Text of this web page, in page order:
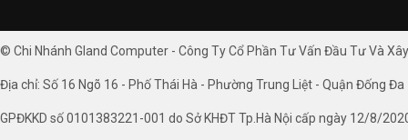
© Chi Nhánh Gland Computer - Công Ty Cổ Phần Tư Vấn Đầu Tư Và
Địa chỉ: Số 16 Ngõ 16 - Phố Thái Hà - Phường Trung Liệt - Quận Đống Đa
GPĐKKD số 0101383221-001 do Sở KHĐT Tp.Hà Nội cấp ngày 12/8/